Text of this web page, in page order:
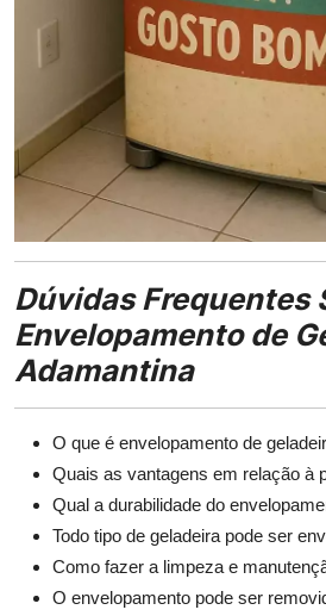
Dúvidas Frequentes
Envelopamento de
Adamantina
O que é envelopamento de
Quais as vantagens em relação à
Qual a durabilidade do
Todo tipo de geladeira pode ser
Como fazer a limpeza e
O envelopamento pode ser